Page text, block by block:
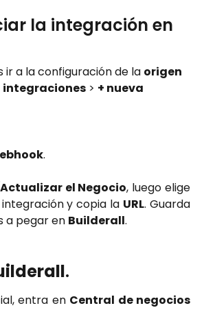
la integración en
ir a la configuración de la origen
integraciones > + nueva
.
el Negocio, luego elige
y copia la URL. Guarda
a pegar en Builderall.
.
entra en Central de negocios